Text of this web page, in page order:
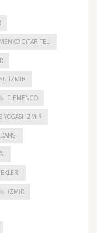
GITAR TELI
İZMIR
FLEMENGO
YOGASI İZMIR
IZMIR